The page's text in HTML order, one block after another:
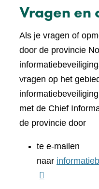
Vragen en
Als je vragen of
door de provincie
vragen op het
met de Chief
de provincie door
te e-mailen
naar